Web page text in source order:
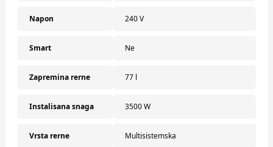
Napon 240 V
Smart Ne
Zapremina rerne 77 l
Instalisana snaga 3500 W
Vrsta rerne Multisistemska